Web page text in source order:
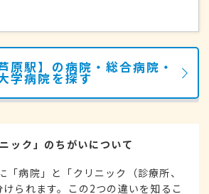
原駅】の病院・総合病院・
学病院を探す
ック」のちがいについて
「病院」と「クリニック（診療所、
られます。この2つの違いを知るこ